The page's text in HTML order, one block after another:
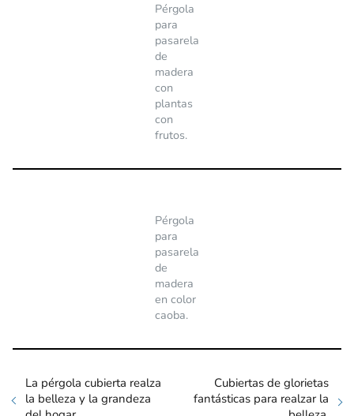
Pérgola
para
pasarela
de
madera
con
plantas
con
frutos.
Pérgola
para
pasarela
de
madera
en color
caoba.
La pérgola cubierta realza
la belleza y la grandeza
Cubiertas de glorietas
fantásticas para realzar la